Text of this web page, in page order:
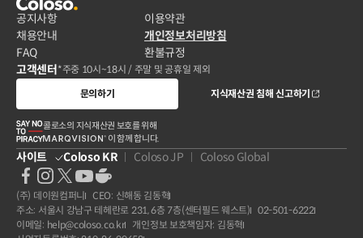
공지사항
채용안내
FAQ
이용약관
개인정보처리방침
환불규정
고객센터*주중 10시~18시 / 주말 및 공휴일 제외
문의하기
지식재산권 침해 신고하기
콜로소의 지식재산권 보호를 위해
이 함께 합니다.
사이트 Coloso KR Coloso JP Coloso Global
(주) 데이원컴퍼니
CEO: 신해동 김동혁
주소: 서울시 강남구 테헤란로 231, 6층 7층(센터필드 웨스트)
02-501-6222
이메일: help@coloso.co.kr
개인정보 보호책임자: 김동혁